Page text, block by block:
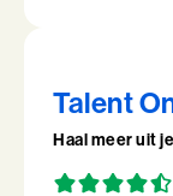
Talent
Talent
Talent
Haal meer uit